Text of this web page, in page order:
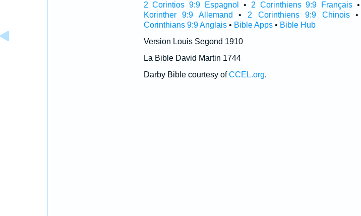
2 Corintios 9:9 Espagnol
• 2 Corinthiens 9:9 Français •
Korinther 9:9 Allemand
• 2 Corinthiens 9:9 Chinois•
Corinthians 9:9 Anglais• Bible Apps• Bible Hub
Version Louis Segond 1910
La Bible David Martin 1744
Darby Bible courtesy ofCCEL.org.